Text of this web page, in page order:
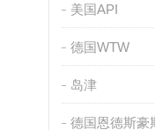
美国API
德国WTW
岛津
德国恩德斯豪